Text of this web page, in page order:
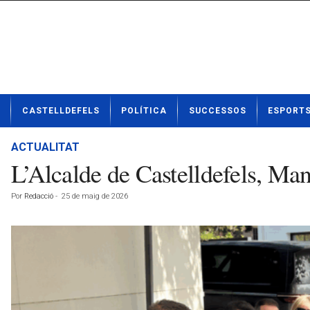
t
CASTELLDEFELS POLÍTICA SUCCESSOS ESPORTS
ACTUALITAT
L’Alcalde de Castelldefels,
Por Redacció - 25 de maig de 2026